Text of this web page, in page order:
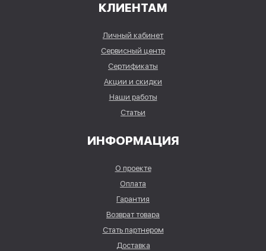
КЛИЕНТАМ
Личный кабинет
Сервисный центр
Сертификаты
Акции и скидки
Наши работы
Статьи
ИНФОРМАЦИЯ
О проекте
Оплата
Гарантия
Возврат товара
Стать партнером
Доставка